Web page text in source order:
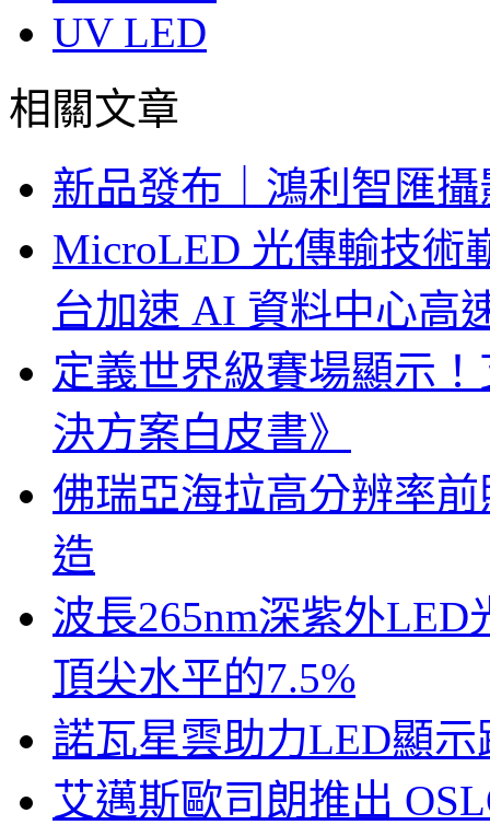
UV LED
相關文章
新品發布｜鴻利智匯
MicroLED 光傳輸技術
台加速 AI 資料中心高
定義世界級賽場顯示
決方案白皮書》
佛瑞亞海拉高分辨率
造
波長265nm深紫外
頂尖水平的7.5%
諾瓦星雲助力LED顯
艾邁斯歐司朗推出